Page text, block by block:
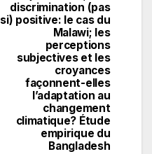
discrimination (pas
si) positive: le cas du
Malawi; les
perceptions
subjectives et les
croyances
façonnent-elles
l’adaptation au
changement
climatique? Étude
empirique du
Bangladesh